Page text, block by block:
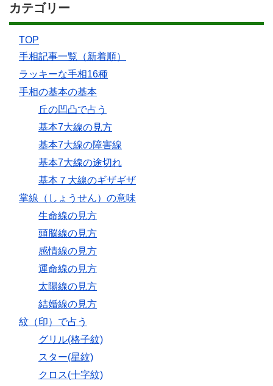
カテゴリー
TOP
手相記事一覧（新着順）
ラッキーな手相16種
手相の基本の基本
丘の凹凸で占う
基本7大線の見方
基本7大線の障害線
基本7大線の途切れ
基本７大線のギザギザ
掌線（しょうせん）の意味
生命線の見方
頭脳線の見方
感情線の見方
運命線の見方
太陽線の見方
結婚線の見方
紋（印）で占う
グリル(格子紋)
スター(星紋)
クロス(十字紋)